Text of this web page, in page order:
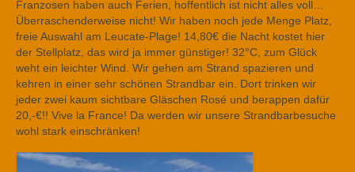
Franzosen haben auch Ferien, hoffentlich ist nicht alles voll…
Überraschenderweise nicht! Wir haben noch jede Menge Platz,
freie Auswahl am Leucate-Plage! 14,80€ die Nacht kostet hier
der Stellplatz, das wird ja immer günstiger! 32°C, zum Glück
weht ein leichter Wind. Wir gehen am Strand spazieren und
kehren in einer sehr schönen Strandbar ein. Dort trinken wir
jeder zwei kaum sichtbare Gläschen Rosé und berappen dafür
20,-€!! Vive la France! Da werden wir unsere Strandbarbesuche
wohl stark einschränken!